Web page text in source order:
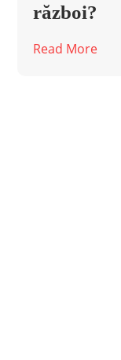
război?
Read More